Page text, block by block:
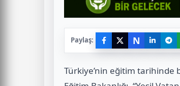
Paylaş: N
Türkiye’nin eğitim tarihinde